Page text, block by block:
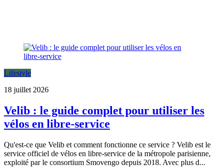
Lifestyle
18 juillet 2026
Velib : le guide complet pour utiliser les
vélos en libre-service
Qu'est-ce que Velib et comment fonctionne ce service ? Velib est le
service officiel de vélos en libre-service de la métropole parisienne,
exploité par le consortium Smovengo depuis 2018. Avec plus d...